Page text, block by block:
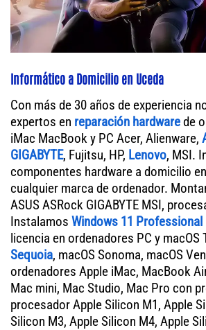
Informático a Domicilio en Uceda
Con más de 30 años de experiencia
expertos en reparación hardwarede
iMac MacBook y PC Acer, Alienware,
GIGABYTE, Fujitsu, HP, Lenovo, MSI.
componentes hardware a domicilio
cualquier marca de ordenador.
ASUS ASRock GIGABYTE MSI,
Instalamos Windows 11 Professional
licencia en ordenadores PC y macOS
Sequoia, macOS Sonoma, macOS
ordenadores Apple iMac, MacBook
Mac mini, Mac Studio, Mac Pro con
procesador Apple Silicon M1, Apple
Silicon M3, Apple Silicon M4, Apple